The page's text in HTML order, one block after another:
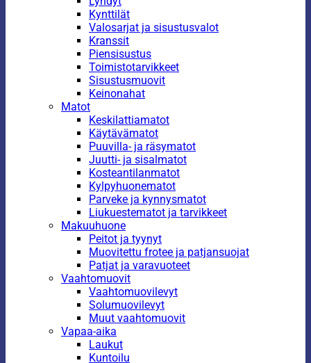
Kynttilät
Valosarjat ja sisustusvalot
Kranssit
Piensisustus
Toimistotarvikkeet
Sisustusmuovit
Keinonahat
Matot
Keskilattiamatot
Käytävämatot
Puuvilla- ja räsymatot
Juutti- ja sisalmatot
Kosteantilanmatot
Kylpyhuonematot
Parveke ja kynnysmatot
Liukuestematot ja tarvikkeet
Makuuhuone
Peitot ja tyynyt
Muovitettu frotee ja patjansuojat
Patjat ja varavuoteet
Vaahtomuovit
Vaahtomuovilevyt
Solumuovilevyt
Muut vaahtomuovit
Vapaa-aika
Laukut
Kuntoilu